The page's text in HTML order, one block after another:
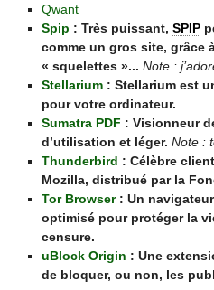
Qwant
Spip : Très puissant, SPIP
comme un gros site, grâce
« squelettes »... Note :
Stellarium: Stellarium est
pour votre ordinateur.
Sumatra PDF : Visionneur
d’utilisation et léger. Note :
Thunderbird : Célèbre
Mozilla, distribué par la
Tor Browser: Un
optimisé pour protéger la
censure.
uBlock Origin : Une
de bloquer, ou non, les